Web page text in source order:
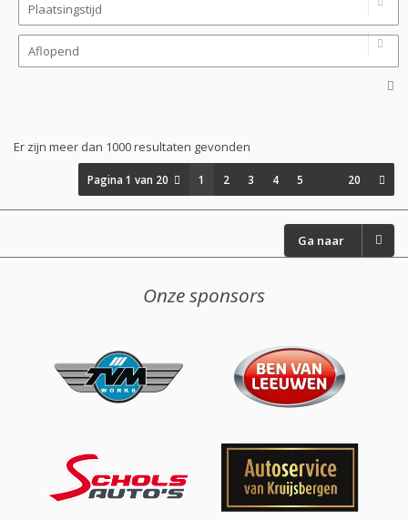
Er zijn meer dan 1000 resultaten gevonden
Pagina1 van 20 1 2 3 4 5 20
Ga naar
Onze sponsors